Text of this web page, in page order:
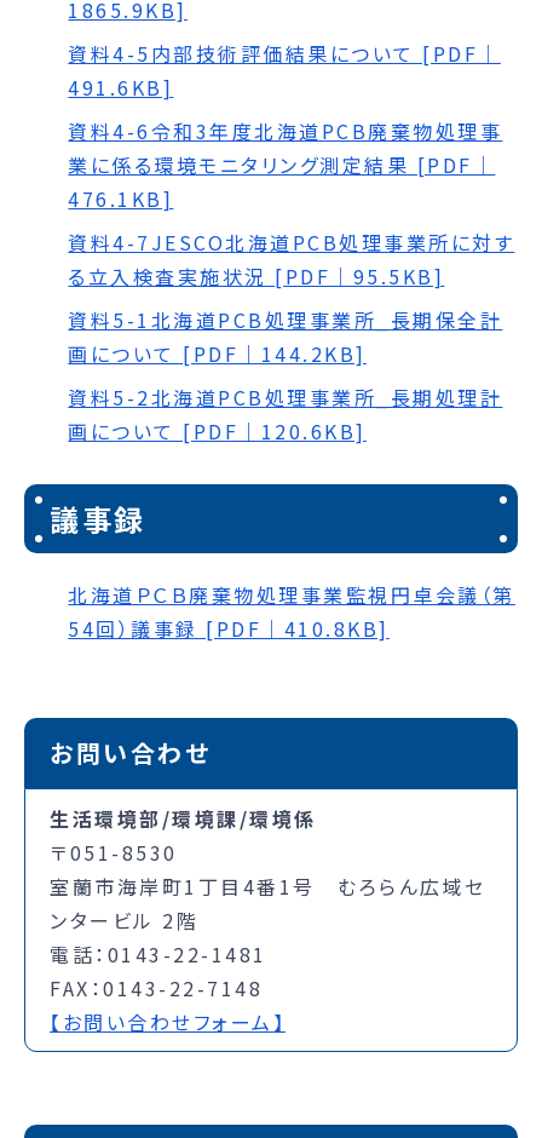
1865.9KB]
資料4-5内部技術評価結果について [PDF｜
491.6KB]
資料4-6令和3年度北海道PCB廃棄物処理事
業に係る環境モニタリング測定結果 [PDF｜
476.1KB]
資料4-7JESCO北海道PCB処理事業所に対す
る立入検査実施状況 [PDF｜95.5KB]
資料5-1北海道PCB処理事業所_長期保全計
画について [PDF｜144.2KB]
資料5-2北海道PCB処理事業所_長期処理計
画について [PDF｜120.6KB]
議事録
北海道ＰＣＢ廃棄物処理事業監視円卓会議（第
54回）議事録 [PDF｜410.8KB]
お問い合わせ
生活環境部/環境課/環境係
〒051-8530
室蘭市海岸町1丁目4番1号 むろらん広域セ
ンタービル 2階
電話：0143-22-1481
FAX：0143-22-7148
【お問い合わせフォーム】